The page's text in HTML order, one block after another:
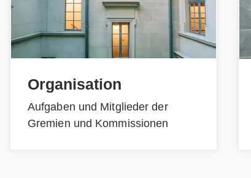
Organisation
Aufgaben und Mitglieder der
Gremien und Kommissionen